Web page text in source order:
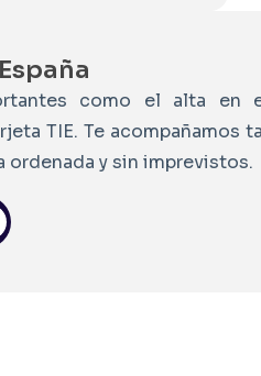
como el alta en
TIE. Te acompañamos
ordenada y sin imprevistos.